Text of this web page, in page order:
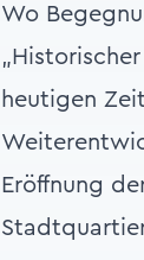
Wo
heutigen
Eröffnung